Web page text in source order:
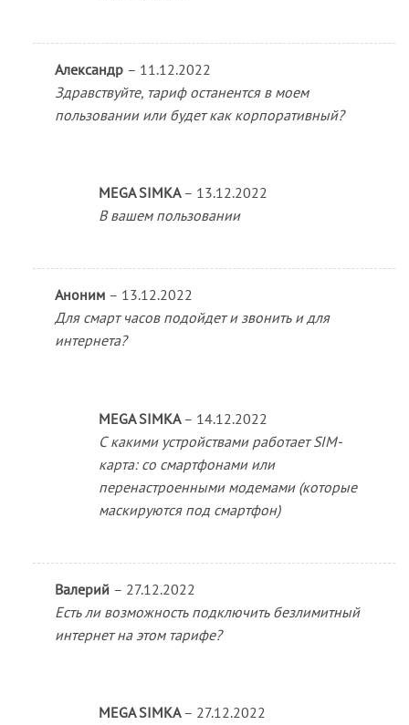
Александр – 11.12.2022
Здравствуйте, тариф останентся в моем
пользовании или будет как корпоративный?
MEGA SIMKA – 13.12.2022
В вашем пользовании
Аноним – 13.12.2022
Для смарт часов подойдет и звонить и для
интернета?
MEGA SIMKA – 14.12.2022
С какими устройствами работает SIM-
карта: со смартфонами или
перенастроенными модемами (которые
маскируются под смартфон)
Валерий – 27.12.2022
Есть ли возможность подключить безлимитный
интернет на этом тарифе?
MEGA SIMKA – 27.12.2022